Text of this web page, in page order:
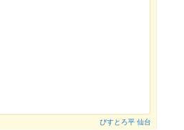
びすとろ平 仙台